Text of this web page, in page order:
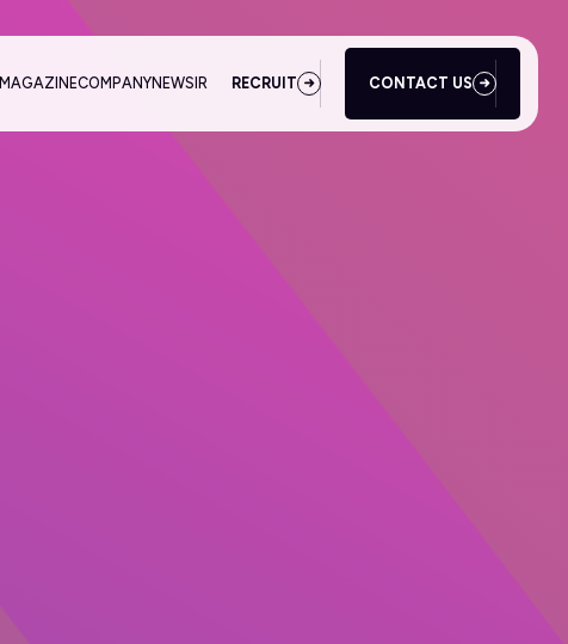
MAGAZINECOMPANYNEWS IR RECRUIT CONTACT US